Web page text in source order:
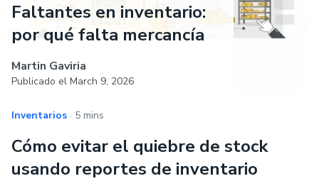
Faltantes en inventario:
por qué falta mercancía
Martin Gaviria
Publicado el March 9, 2026
Inventarios . 5 mins
Cómo evitar el quiebre de stock
usando reportes de inventario